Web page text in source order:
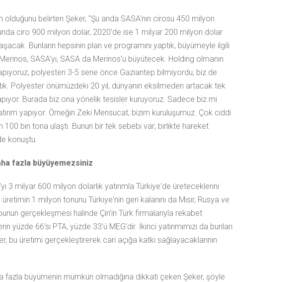
olduğunu belirten Şeker, "Şu anda SASA'nın cirosu 450 milyon
ciro 900 milyon dolar, 2020'de ise 1 milyar 200 milyon dolar
Bunların hepsinin plan ve programını yaptık, büyümeyle ilgili
SASA'yı, SASA da Merinos'u büyütecek. Holding olmanın
polyesteri 3-5 sene önce Gaziantep bilmiyordu, biz de
Polyester önümüzdeki 20 yıl, dünyanın eksilmeden artacak tek
Burada biz ona yönelik tesisler kuruyoruz. Sadece biz mi
yapıyor. Örneğin Zeki Mensucat, bizim kuruluşumuz. Çok ciddi
bin tona ulaştı. Bunun bir tek sebebi var; birlikte hareket
konuştu.
fazla büyüyemezsiniz
3 milyar 600 milyon dolarlık yatırımla Türkiye'de üreteceklerini
1 milyon tonunu Türkiye'nin geri kalanını da Mısır, Rusya ve
gerçekleşmesi halinde Çin'in Türk firmalarıyla rekabet
66'sı PTA, yüzde 33'ü MEG'dir. İkinci yatırımımızı da bunları
bu üretimi gerçekleştirerek cari açığa katkı sağlayacaklarının
fazla büyümenin mümkün olmadığına dikkati çeken Şeker, şöyle